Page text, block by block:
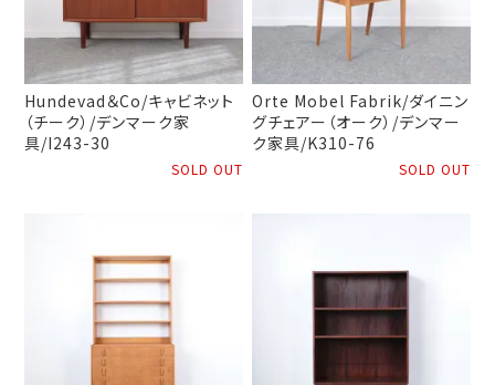
Hundevad＆Co/キャビネット
（チーク）/デンマーク家
具/I243-30
SOLD OUT
Orte Mobel Fabrik/ダイニン
グチェアー（オーク）/デンマー
ク家具/K310-76
SOLD OUT